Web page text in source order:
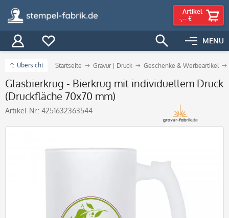
MENÜ
- Artikel
-,-- €
Übersicht Startseite Gravur | Druck Geschenke & Werbeartikel
Glasbierkrug - Bierkrug mit individuellem Druck
(Druckfläche 70x70 mm)
Artikel-Nr.: 4251632363544